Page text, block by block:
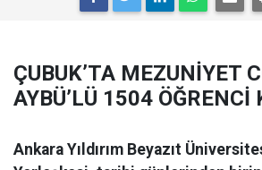
ÇUBUK’TA MEZUNİYET
AYBÜ’LÜ 1504 ÖĞRENCİ
Ankara Yıldırım Beyazıt